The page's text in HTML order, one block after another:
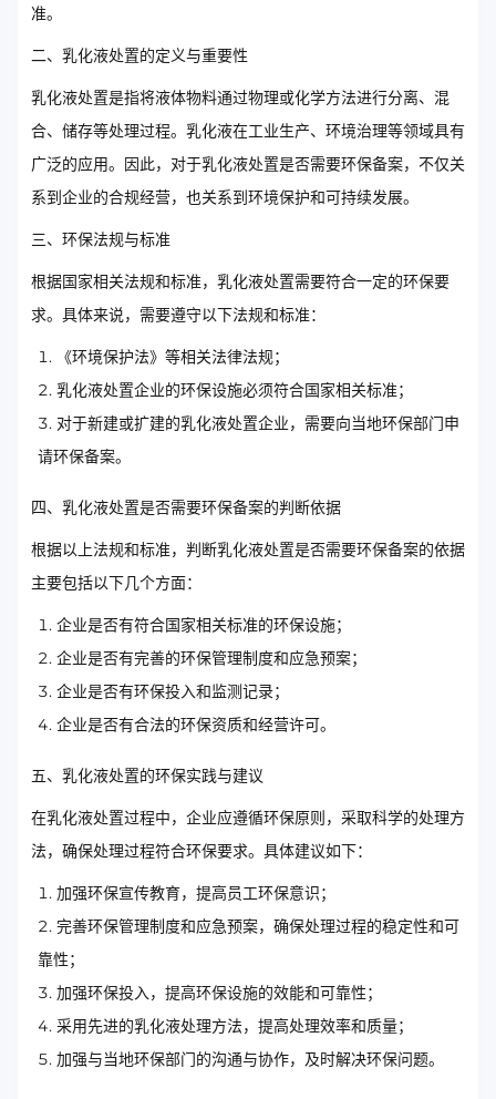
准。
二、乳化液处置的定义与重要性
乳化液处置是指将液体物料通过物理或化学方法进行分离、混
合、储存等处理过程。乳化液在工业生产、环境治理等领域具有
广泛的应用。因此，对于乳化液处置是否需要环保备案，不仅关
系到企业的合规经营，也关系到环境保护和可持续发展。
三、环保法规与标准
根据国家相关法规和标准，乳化液处置需要符合一定的环保要
求。具体来说，需要遵守以下法规和标准：
《环境保护法》等相关法律法规；
乳化液处置企业的环保设施必须符合国家相关标准；
对于新建或扩建的乳化液处置企业，需要向当地环保部门申
请环保备案。
四、乳化液处置是否需要环保备案的判断依据
根据以上法规和标准，判断乳化液处置是否需要环保备案的依据
主要包括以下几个方面：
企业是否有符合国家相关标准的环保设施；
企业是否有完善的环保管理制度和应急预案；
企业是否有环保投入和监测记录；
企业是否有合法的环保资质和经营许可。
五、乳化液处置的环保实践与建议
在乳化液处置过程中，企业应遵循环保原则，采取科学的处理方
法，确保处理过程符合环保要求。具体建议如下：
加强环保宣传教育，提高员工环保意识；
完善环保管理制度和应急预案，确保处理过程的稳定性和可
靠性；
加强环保投入，提高环保设施的效能和可靠性；
采用先进的乳化液处理方法，提高处理效率和质量；
加强与当地环保部门的沟通与协作，及时解决环保问题。